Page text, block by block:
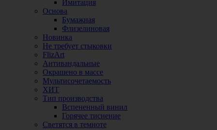
Имитация
Основа
Бумажная
Флизелиновая
Новинка
Не требует стыковки
FlizArt
Антивандальные
Окрашено в массе
Мультисочетаемость
ХИТ
Тип производства
Вспененный винил
Горячее тиснение
Светятся в темноте